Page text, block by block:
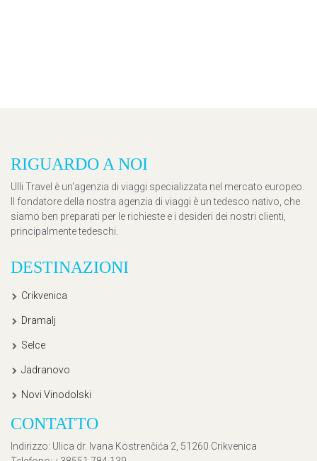
RIGUARDO A NOI
Ulli Travel è un'agenzia di viaggi specializzata nel mercato europeo.
Il fondatore della nostra agenzia di viaggi è un tedesco nativo, che
siamo ben preparati per le richieste e i desideri dei nostri clienti,
principalmente tedeschi.
DESTINAZIONI
Crikvenica
Dramalj
Selce
Jadranovo
Novi Vinodolski
CONTATTO
Indirizzo: Ulica dr. Ivana Kostrenčića 2, 51260 Crikvenica